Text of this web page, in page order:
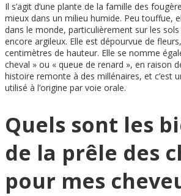
Il s’agit d’une plante de la famille des
mieux dans un milieu humide. Peu touffue,
dans le monde, particulièrement sur les
encore argileux. Elle est dépourvue de
centimètres de hauteur. Elle se nomme
cheval » ou « queue de renard », en raison
histoire remonte à des millénaires, et c’est
utilisé à l’origine par voie orale.
Quels sont les
de la prêle des
pour mes